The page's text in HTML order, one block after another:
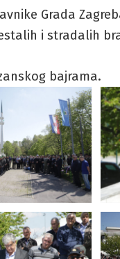
Grada
i stradalih
bajrama.